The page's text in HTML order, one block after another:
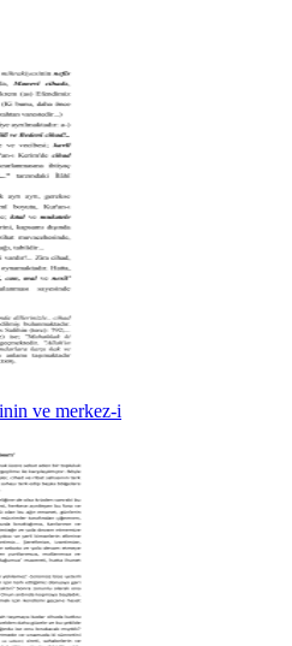
ve merkez-i